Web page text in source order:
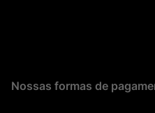
Nossas formas de